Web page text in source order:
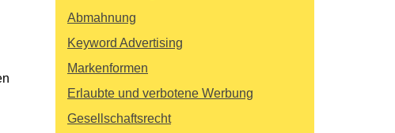
Abmahnung
Keyword Advertising
Markenformen
Erlaubte und verbotene Werbung
Gesellschaftsrecht